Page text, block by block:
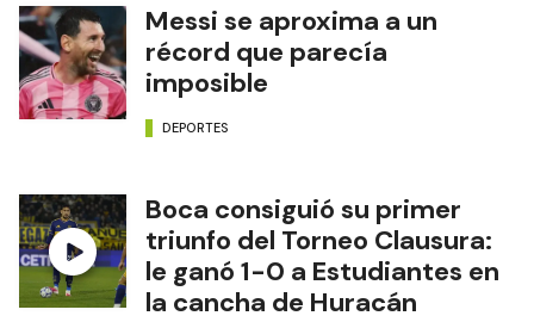
Messi se aproxima a un
récord que parecía
imposible
DEPORTES
Boca consiguió su primer
triunfo del Torneo Clausura:
le ganó 1-0 a Estudiantes en
la cancha de Huracán